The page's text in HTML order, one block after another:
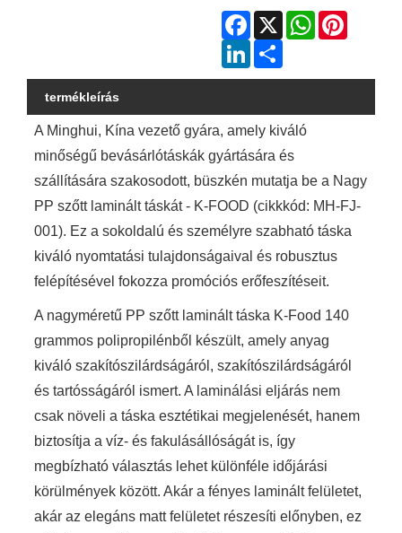
Facebook
X WhatsApp
LinkedIn
termékleírás
A Minghui, Kína vezető gyára, amely kiváló
minőségű bevásárlótáskák gyártására és
szállítására szakosodott, büszkén mutatja be a Nagy
PP szőtt laminált táskát - K-FOOD (cikkkód: MH-FJ-
001). Ez a sokoldalú és személyre szabható táska
kiváló nyomtatási tulajdonságaival és robusztus
felépítésével fokozza promóciós erőfeszítéseit.
A nagyméretű PP szőtt laminált táska K-Food 140
grammos polipropilénből készült, amely anyag
kiváló szakítószilárdságáról, szakítószilárdságáról
és tartósságáról ismert. A laminálási eljárás nem
csak növeli a táska esztétikai megjelenését, hanem
biztosítja a víz- és fakulásállóságát is, így
megbízható választás lehet különféle időjárási
körülmények között. Akár a fényes laminált felületet,
akár az elegáns matt felületet részesíti előnyben, ez